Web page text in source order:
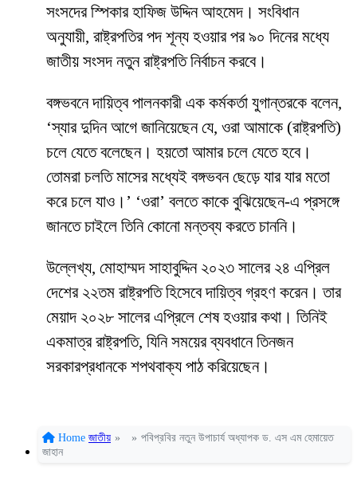
সংসদের স্পিকার হাফিজ উদ্দিন আহমেদ। সংবিধান
অনুযায়ী, রাষ্ট্রপতির পদ শূন্য হওয়ার পর ৯০ দিনের মধ্যে
জাতীয় সংসদ নতুন রাষ্ট্রপতি নির্বাচন করবে।
বঙ্গভবনে দায়িত্ব পালনকারী এক কর্মকর্তা যুগান্তরকে বলেন,
‘স্যার দুদিন আগে জানিয়েছেন যে, ওরা আমাকে (রাষ্ট্রপতি)
চলে যেতে বলেছেন। হয়তো আমার চলে যেতে হবে।
তোমরা চলতি মাসের মধ্যেই বঙ্গভবন ছেড়ে যার যার মতো
করে চলে যাও।’ ‘ওরা’ বলতে কাকে বুঝিয়েছেন-এ প্রসঙ্গে
জানতে চাইলে তিনি কোনো মন্তব্য করতে চাননি।
উল্লেখ্য, মোহাম্মদ সাহাবুদ্দিন ২০২৩ সালের ২৪ এপ্রিল
দেশের ২২তম রাষ্ট্রপতি হিসেবে দায়িত্ব গ্রহণ করেন। তার
মেয়াদ ২০২৮ সালের এপ্রিলে শেষ হওয়ার কথা। তিনিই
একমাত্র রাষ্ট্রপতি, যিনি সময়ের ব্যবধানে তিনজন
সরকারপ্রধানকে শপথবাক্য পাঠ করিয়েছেন।
Home জাতীয় » » পবিপ্রবির নতুন উপাচার্য অধ্যাপক ড. এস এম হেমায়েত
জাহান